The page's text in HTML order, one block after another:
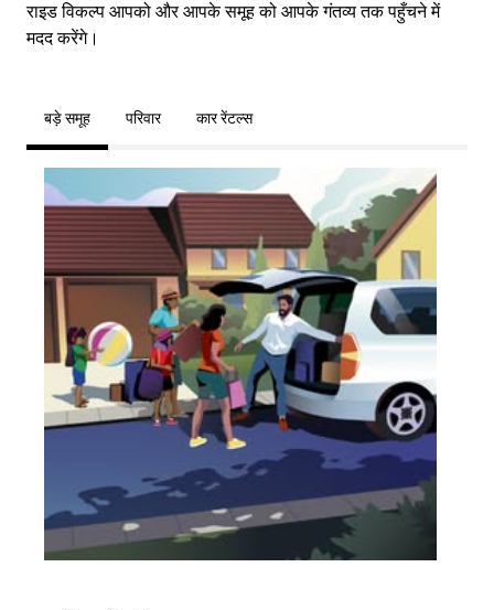
राइड विकल्प आपको और आपके समूह को आपके गंतव्य तक पहुँचने में
मदद करेंगे।
बड़े समूह परिवार कार रेंटल्स